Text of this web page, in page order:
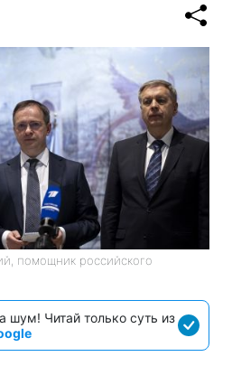
помощник российского
шум! Читай только суть из